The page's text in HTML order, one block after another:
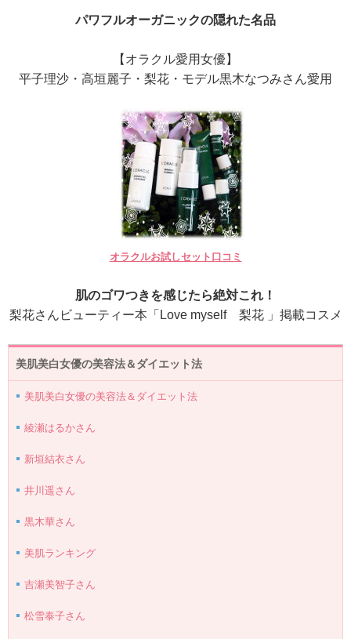
パワフルオーガニックの隠れた名品
【オラクル愛用女優】
平子理沙・高垣麗子・梨花・モデル黒木なつみさん愛用
オラクルお試しセット口コミ
肌のゴワつきを感じたら絶対これ！
梨花さんビューティー本「Love myself 梨花 」掲載コスメ
美肌美白女優の美容法＆ダイエット法
美肌美白女優の美容法＆ダイエット法
綾瀬はるかさん
新垣結衣さん
井川遥さん
黒木華さん
美肌ランキング
吉瀬美智子さん
松雪泰子さん